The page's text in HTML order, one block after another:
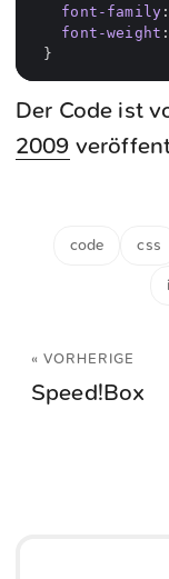
font-family :
font-weight :
}
Der Code ist
2009
code css
« VORHERIGE
Speed!Box